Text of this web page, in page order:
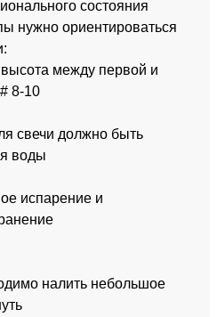
состояния
нужно ориентироваться
между первой и
8-10
свечи должно быть
воды
испарение и
налить небольшое